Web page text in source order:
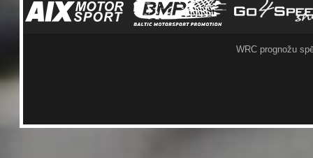
WRC prognožu